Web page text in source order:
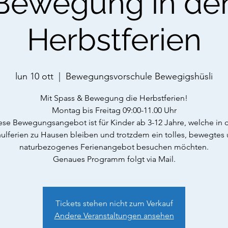
Herbstferien
lun 10 ott Bewegungsvorschule Bewegigshüsli
Mit Spass & Bewegung die Herbstferien!
Montag bis Freitag 09:00-11.00 Uhr
Bewegungsangebot ist für Kinder ab 3-12 Jahre, welche in
zu Hausen bleiben und trotzdem ein tolles, bewegtes
naturbezogenes Ferienangebot besuchen möchten.
Genaues Programm folgt via Mail.
Tickets stehen nicht zum Verkauf
Andere Veranstaltungen ansehen